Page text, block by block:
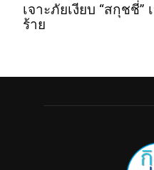
เจาะภัยเงียบ “สกุชชี่”
ร้าย